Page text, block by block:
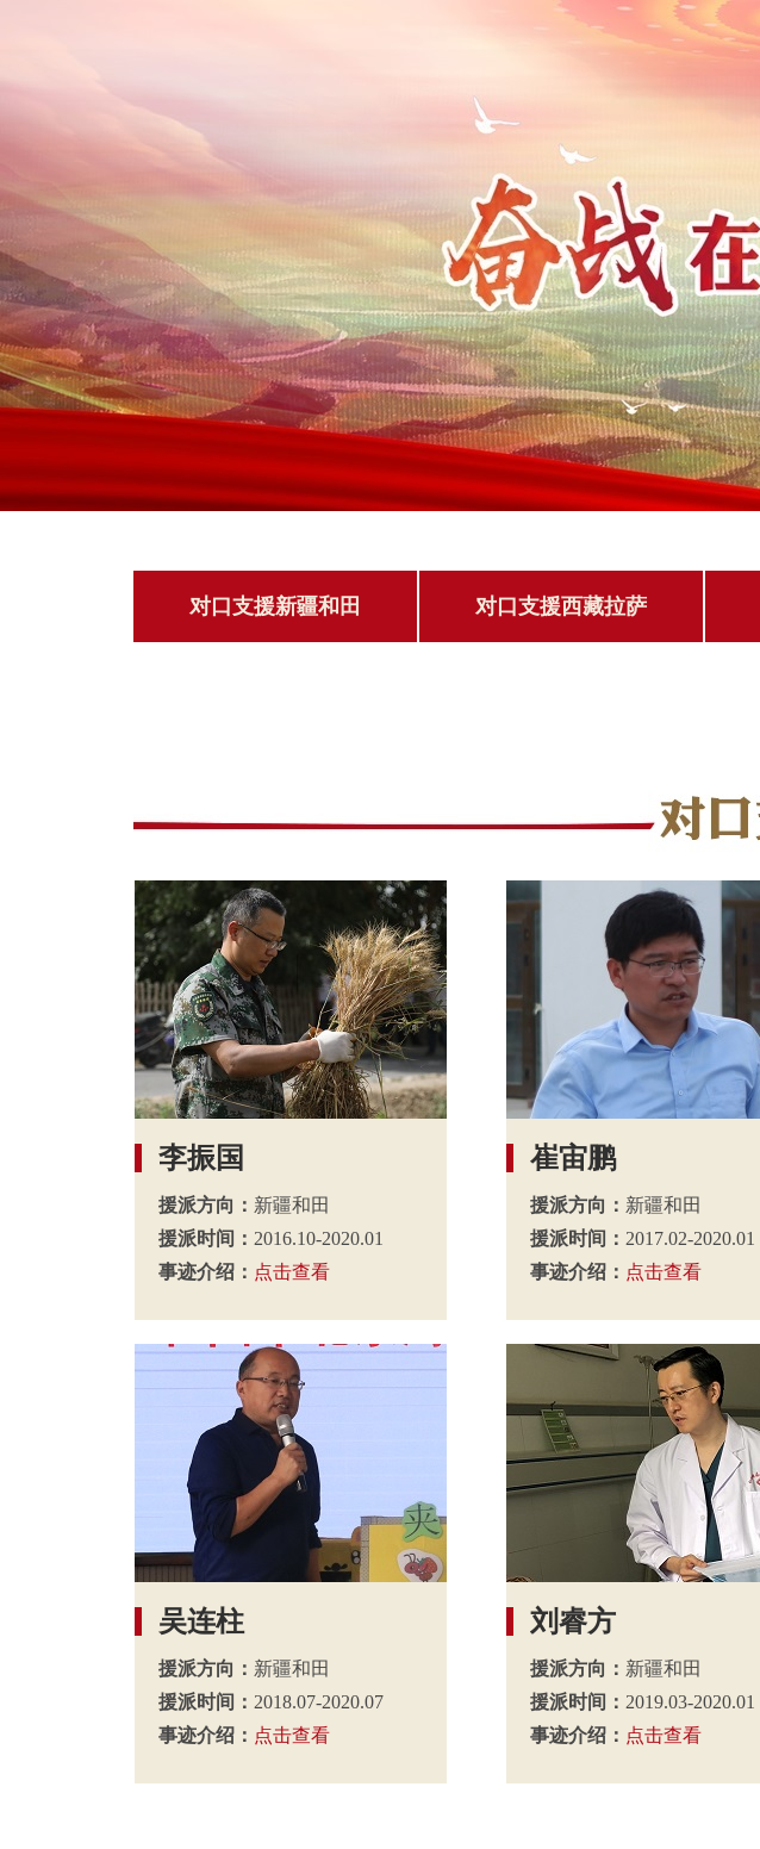
对口支援新疆和田 对口支援西藏拉萨
李振国
援派方向： 新疆和田
援派时间： 2016.10-2020.01
事迹介绍： 点击查看
崔宙鹏
援派方向： 新疆和田
援派时间： 2017.02-2020.01
事迹介绍： 点击查看
吴连柱
援派方向： 新疆和田
援派时间： 2018.07-2020.07
事迹介绍： 点击查看
刘睿方
援派方向： 新疆和田
援派时间： 2019.03-2020.01
事迹介绍： 点击查看